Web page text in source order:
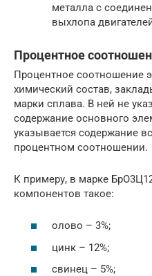
металла с
выхлопа
Процентное
Процентное соотношение
химический состав,
марки сплава. В ней не
содержание основного
указывается содержание
процентном соотношении.
К примеру, в марке
компонентов такое:
олово – 3%;
цинк – 12%;
свинец – 5%;